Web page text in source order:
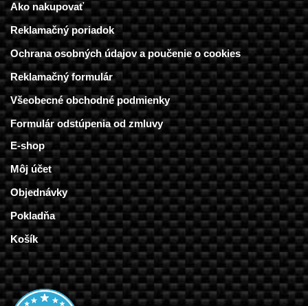
Ako nakupovať
Reklamačný poriadok
Ochrana osobných údajov a poučenie o cookies
Reklamačný formulár
Všeobecné obchodné podmienky
Formulár odstúpenia od zmluvy
E-shop
Môj účet
Objednávky
Pokladňa
Košík